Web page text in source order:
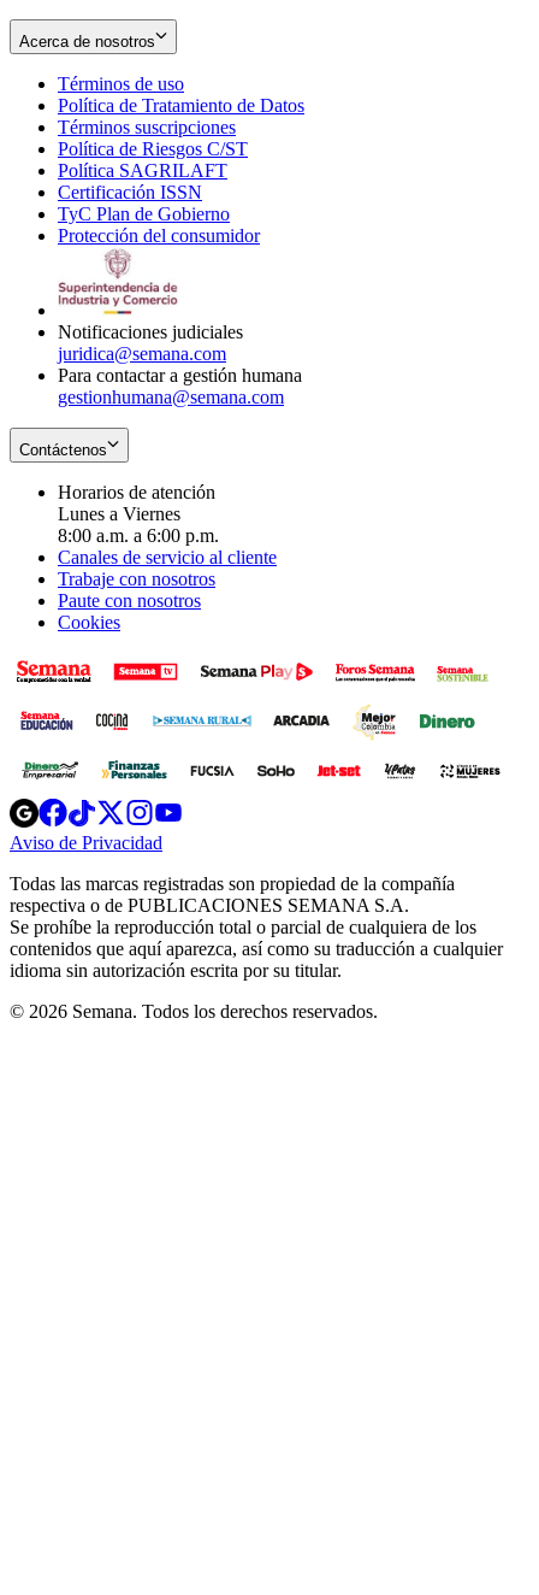
Acerca de nosotros
Términos de uso
in
new
window
Política de Tratamiento de Datos
Términos suscripciones
in
Política de Riesgos C/ST
Política SAGRILAFT
new
window
Certificación ISSN
in
new
TyC Plan de Gobierno
in
Protección del consumidorOpens
Notificaciones judiciales
juridica@semana.com
Para contactar a gestión humana
gestionhumana@semana.com
Contáctenos
Horarios de atención
Lunes a Viernes
8:00 a.m. a 6:00 p.m.
Canales de servicio al cliente
Trabaje con nosotros
Paute con nosotros
Cookies
Opens
in
new
Opens
in
new
Opens
in
new
window
Opens
new
windowwindow
Aviso de Privacidad
new
window
Todas las marcas registradas son propiedad de la compañía
respectiva o de PUBLICACIONES SEMANA S.A.
Se prohíbe la reproducción total o parcial de cualquiera de los
contenidos que aquí aparezca, así como su traducción a cualquier
idioma sin autorización escrita por su titular.
© 2026 Semana. Todos los derechos reservados.